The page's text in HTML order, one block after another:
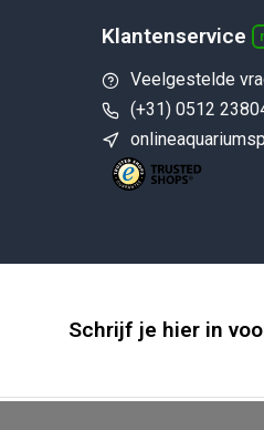
Klantenservice
Veelgestelde
(+31) 0512
Schrijf je hier in